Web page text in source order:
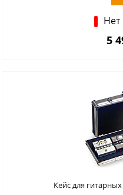
Нет
5
Кейс для